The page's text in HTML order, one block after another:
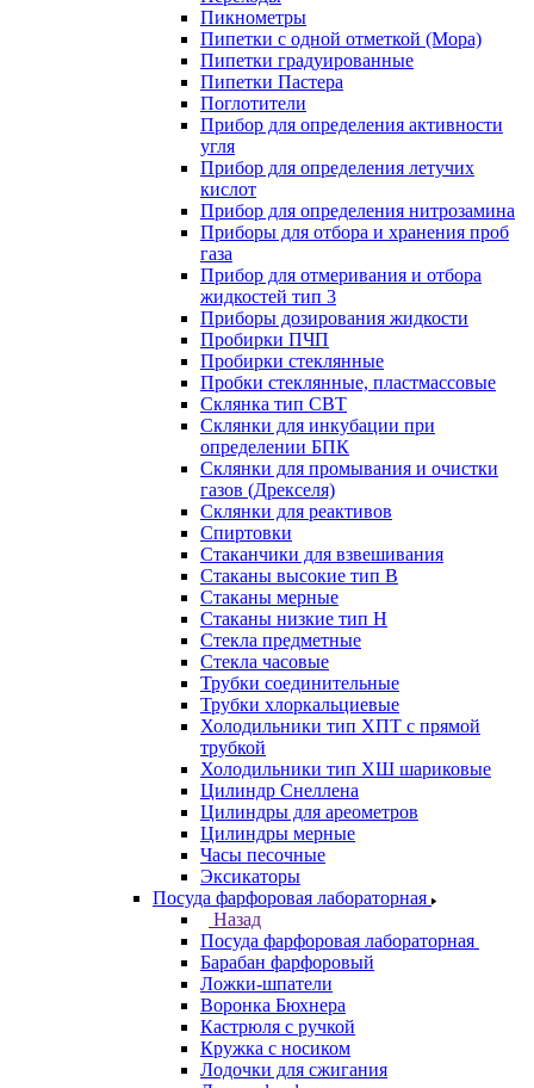
Пикнометры
Пипетки с одной отметкой (Мора)
Пипетки градуированные
Пипетки Пастера
Поглотители
Прибор для определения активности
угля
Прибор для определения летучих
кислот
Прибор для определения нитрозамина
Приборы для отбора и хранения проб
газа
Прибор для отмеривания и отбора
жидкостей тип 3
Приборы дозирования жидкости
Пробирки ПЧП
Пробирки стеклянные
Пробки стеклянные, пластмассовые
Склянка тип СВТ
Склянки для инкубации при
определении БПК
Склянки для промывания и очистки
газов (Дрекселя)
Склянки для реактивов
Спиртовки
Стаканчики для взвешивания
Стаканы высокие тип В
Стаканы мерные
Стаканы низкие тип Н
Стекла предметные
Стекла часовые
Трубки соединительные
Трубки хлоркальциевые
Холодильники тип ХПТ с прямой
трубкой
Холодильники тип ХШ шариковые
Цилиндр Снеллена
Цилиндры для ареометров
Цилиндры мерные
Часы песочные
Эксикаторы
Посуда фарфоровая лабораторная
Назад
Посуда фарфоровая лабораторная
Барабан фарфоровый
Ложки-шпатели
Воронка Бюхнера
Кастрюля с ручкой
Кружка с носиком
Лодочки для сжигания